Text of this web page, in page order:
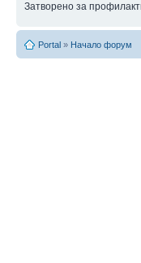
Затворено за
Portal » Начало форум